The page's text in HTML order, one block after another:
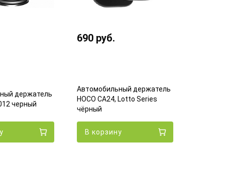
держатель
черный
690 руб.
Автомобильный держатель
HOCO CA24, Lotto Series
чёрный
В корзину